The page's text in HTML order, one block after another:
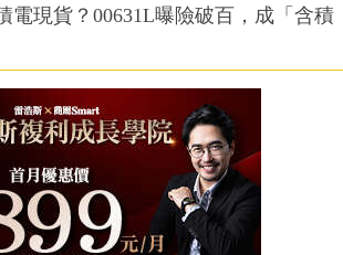
電現貨？00631L曝險破百，成「含積